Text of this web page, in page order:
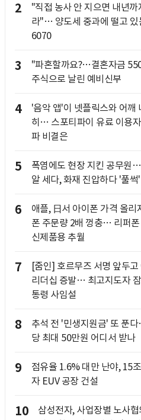
2
"직접 농사 안 지으면 내년까
라"… 양도세 중과에 떨고 있
6070
3
"파혼할까요?…결혼자금
주식으로 날린 예비신부
4
'음악 앱'이 넷플릭스와 어깨
히… 스포티파이 유료 이용
파 비결은
5
폭염에도 현장 지킨 공무원
알 세다, 화재 진압하다 '풀썩'
6
애플, 日서 아이폰 가격 올리
폰 주문량 2배 껑충… 리퍼폰
신제품용 추월
7
[줌인] 호르무즈 서명 앞두고
리더십 증발… 최고지도자 잠
통령 사임설
8
추석 전 '민생지원금' 또 푼
당 최대 50만원 어디서 받나
9
점유율 1.6% 대만 난야, 15
자 EUV 공장 건설
10
삼성전자, 사업장별 노사협